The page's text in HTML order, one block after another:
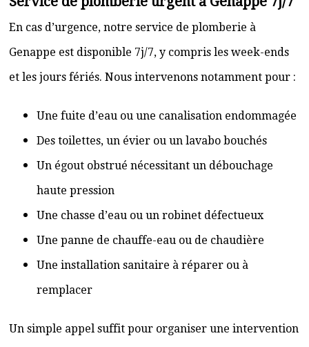
En cas d’urgence, notre service de plomberie à
Genappe est disponible 7j/7, y compris les week-ends
et les jours fériés. Nous intervenons notamment pour :
Une fuite d’eau ou une canalisation endommagée
Des toilettes, un évier ou un lavabo bouchés
Un égout obstrué nécessitant un débouchage
haute pression
Une chasse d’eau ou un robinet défectueux
Une panne de chauffe-eau ou de chaudière
Une installation sanitaire à réparer ou à
remplacer
Un simple appel suffit pour organiser une intervention